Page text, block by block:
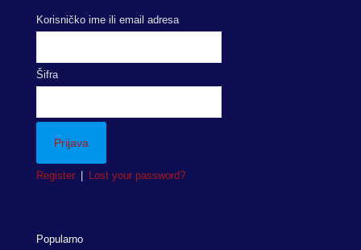
Korisničko ime ili email adresa
Šifra
Register Lost your password?
Popularno